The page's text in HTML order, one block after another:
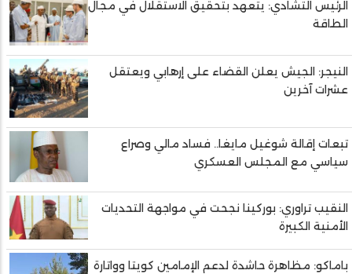
الرئيس التشادي: يتعهد بتحقيق الاستقلال في مجال
الطاقة
النيجر: الجيش يعلن القضاء على إرهابي ويعتقل
عشرات آخرين
تبعات إقالة شوغيل مايغا.. فساد مالي وصراع
سياسي مع المجلس العسكري
النقيب تراوري: بوركينا نجحت في مواجهة التحديات
الأمنية الكبيرة
باماكو: مظاهرة حاشدة لدعم الإمامين كويتا وواتارة